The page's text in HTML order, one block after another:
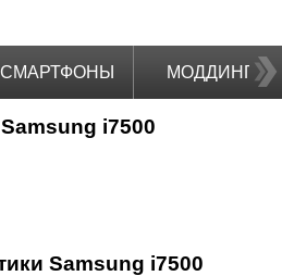
СМАРТФОНЫ МОДДИНГ
i7500
Samsung i7500